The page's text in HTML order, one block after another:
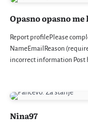
Opasno opasno
Report profilePlease
NameEmailReason
incorrect information Post
Nina97